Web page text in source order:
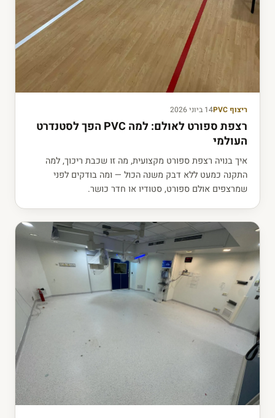
ריצוף PVC 14 ביוני 2026
רצפת ספורט לאולם: למה PVC הפך לסטנדרט
העולמי
איך בנויה רצפת ספורט מקצועית, מה זו שכבת ריכוך, למה
התקנה כמעט ללא דבק משנה הכול — ומה בודקים לפני
שמרצפים אולם ספורט, סטודיו או חדר כושר.